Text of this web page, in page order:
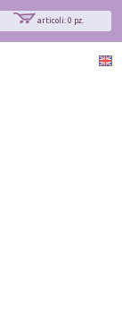
articoli: 0 pz.